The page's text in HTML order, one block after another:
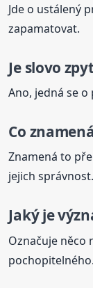
Jde o ustálený
zapamatovat.
Je slovo
Ano, jedná se o
Co
Znamená to
jejich správnost.
Jaký je
Označuje něco
pochopitelného.